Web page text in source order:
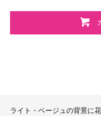
ライト・ベージュの背景に